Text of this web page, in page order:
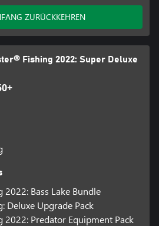
ZURÜCKKEHREN
Fishing 2022: Super Deluxe
Bass Lake Bundle
Deluxe Upgrade Pack
2022: Predator Equipment Pack